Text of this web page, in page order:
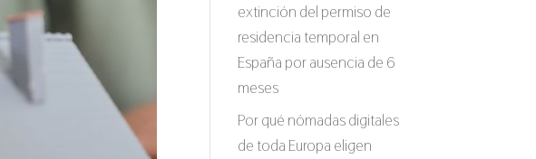
extinción del permiso de
residencia temporal en
España por ausencia de 6
meses
Por qué nómadas digitales
de toda Europa eligen